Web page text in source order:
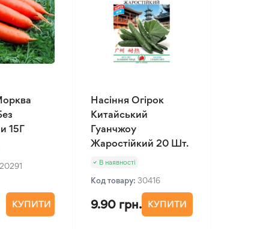
15Г
20291
КУПИТИ
Насіння Огірок
Китайський
Гуанчжоу
Жаростійкий 20 Шт.
В наявності
Код товару: 30416
9.90 грн. КУПИТИ